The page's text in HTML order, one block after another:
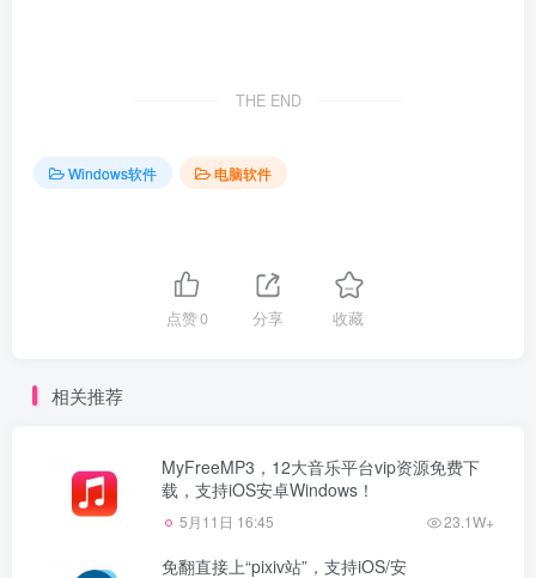
THE END
Windows软件 电脑软件
点赞0 分享 收藏
相关推荐
MyFreeMP3，12大音乐平台vip资源免费下
载，支持iOS安卓Windows！
5月11日 16:45 23.1W+
免翻直接上“pixiv站”，支持iOS/安